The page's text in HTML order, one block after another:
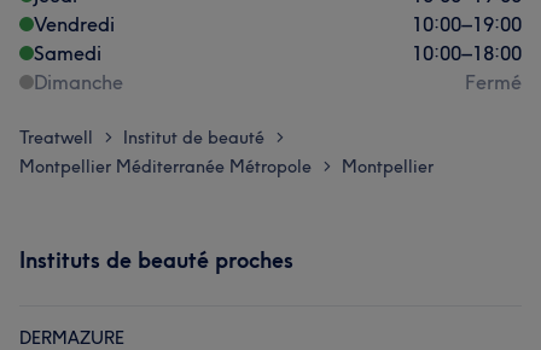
Vendredi
10:00–19:00
Samedi
10:00–18:00
Dimanche
Fermé
Treatwell > Institut de beauté >
Montpellier Méditerranée Métropole > Montpellier
Instituts de beauté proches
DERMAZURE